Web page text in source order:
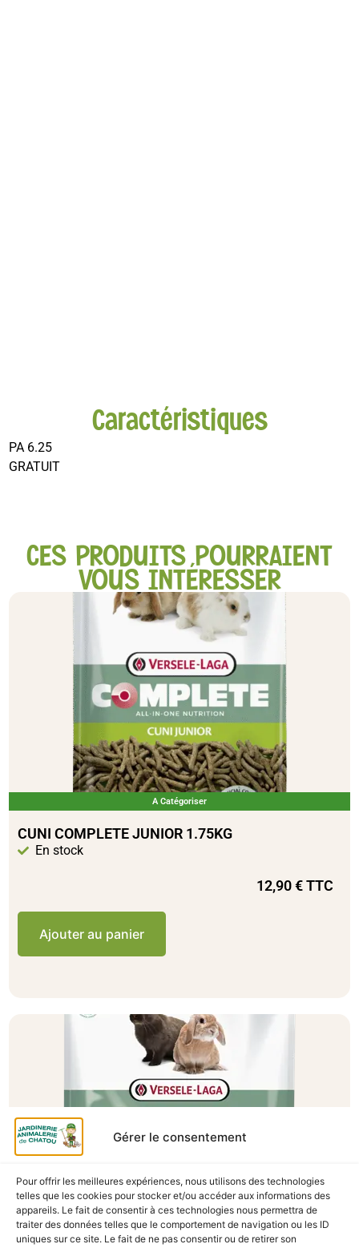
Gérer le consentement
Pour offrir les meilleures expériences, nous utilisons des technologies
telles que les cookies pour stocker et/ou accéder aux informations des
appareils. Le fait de consentir à ces technologies nous permettra de
traiter des données telles que le comportement de navigation ou les ID
uniques sur ce site. Le fait de ne pas consentir ou de retirer son
Caractéristiques
PA 6.25
GRATUIT
CES PRODUITS POURRAIENT
VOUS INTÉRESSER
A Catégoriser
CUNI COMPLETE JUNIOR 1.75KG
En stock
12,90€TTC
Ajouter au panier
A Catégoriser